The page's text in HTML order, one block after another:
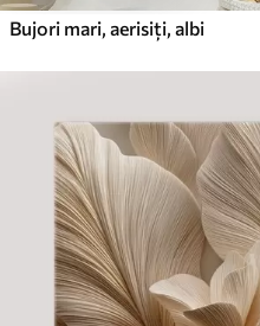
Bujori mari, aerisiți, albi